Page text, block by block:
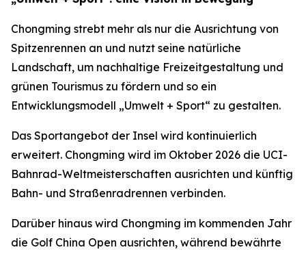
Chongming strebt mehr als nur die Ausrichtung von
Spitzenrennen an und nutzt seine natürliche
Landschaft, um nachhaltige Freizeitgestaltung und
grünen Tourismus zu fördern und so ein
Entwicklungsmodell „Umwelt + Sport“ zu gestalten.
Das Sportangebot der Insel wird kontinuierlich
erweitert. Chongming wird im Oktober 2026 die UCI-
Bahnrad-Weltmeisterschaften ausrichten und künftig
Bahn- und Straßenradrennen verbinden.
Darüber hinaus wird Chongming im kommenden Jahr
die Golf China Open ausrichten, während bewährte